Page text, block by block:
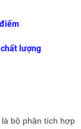
chất lượng
bộ phận tích hợp